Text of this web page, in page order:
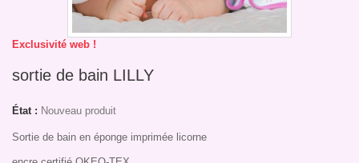
Exclusivité web !
sortie de bain LILLY
État : Nouveau produit
Sortie de bain en éponge imprimée licorne